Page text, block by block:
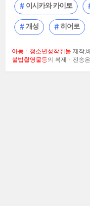
이시카와 카이토
개성 히어로
아동ㆍ청소년성착취물 제작,
불법촬영물등의 복제ㆍ전송은